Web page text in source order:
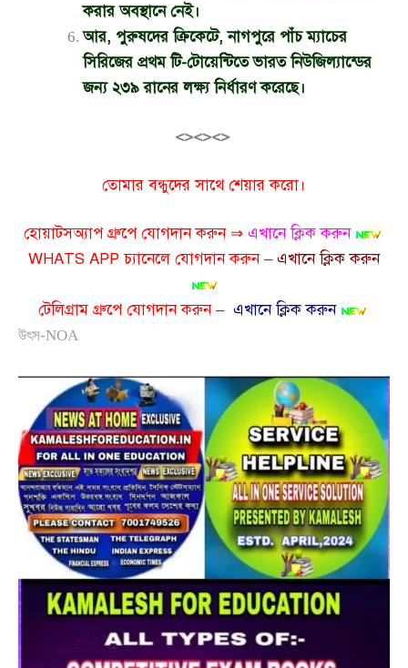
করার অবস্থানে নেই।
আর, পুরুষদের ক্রিকেটে, নাগপুরে পাঁচ ম্যাচের
সিরিজের প্রথম টি-টোয়েন্টিতে ভারত নিউজিল্যান্ডের
জন্য ২৩৯ রানের লক্ষ্য নির্ধারণ করেছে।
<><><>
তোমার বন্ধুদের সাথে শেয়ার করো।
হোয়াটসঅ্যাপ গ্রুপে যোগদান করুন ⇒ এখানে ক্লিক করুন
WHATS APP চ্যানেলে যোগদান করুন –এখানে ক্লিক করুন
টেলিগ্রাম গ্রুপে যোগদান করুন – এখানে ক্লিক করুন
উৎস-NOA